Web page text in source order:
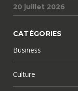
20 juillet 2026
CATÉGORIES
Business
Culture